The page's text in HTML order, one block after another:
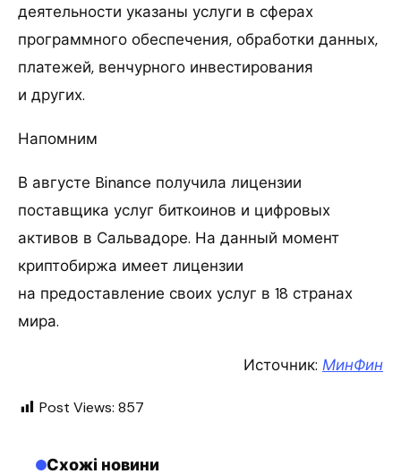
деятельности указаны услуги в сферах
программного обеспечения, обработки данных,
платежей, венчурного инвестирования
и других.
Напомним
В августе Binance получила лицензии
поставщика услуг биткоинов и цифровых
активов в Сальвадоре. На данный момент
криптобиржа имеет лицензии
на предоставление своих услуг в 18 странах
мира.
Источник: МинФин
Post Views: 857
Схожі новини